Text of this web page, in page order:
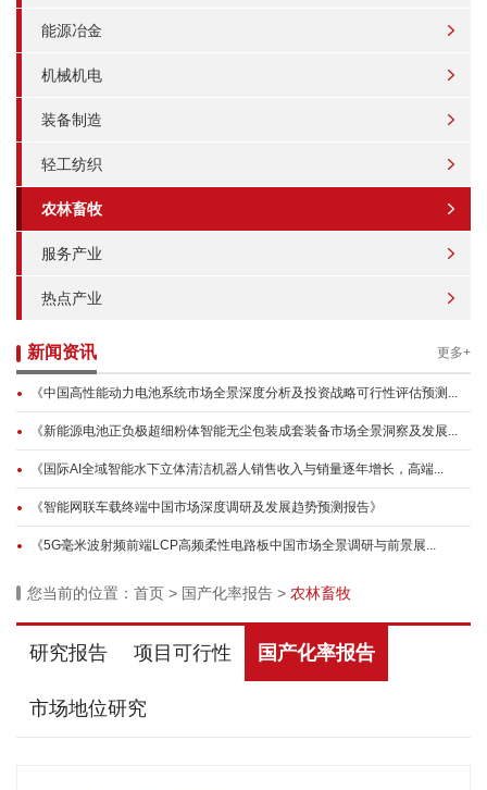
能源冶金
机械机电
装备制造
轻工纺织
农林畜牧
服务产业
热点产业
新闻资讯 更多+
《中国高性能动力电池系统市场全景深度分析及投资战略可行性评估预测...
《新能源电池正负极超细粉体智能无尘包装成套装备市场全景洞察及发展...
《国际AI全域智能水下立体清洁机器人销售收入与销量逐年增长，高端...
《智能网联车载终端中国市场深度调研及发展趋势预测报告》
《5G毫米波射频前端LCP高频柔性电路板中国市场全景调研与前景展...
您当前的位置： 首页 > 国产化率报告 > 农林畜牧
研究报告 项目可行性 国产化率报告
市场地位研究